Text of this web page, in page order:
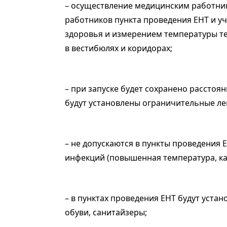
– осуществление медицинским
работников пункта проведения ЕНТ и
здоровья и измерением температуры
в вестибюлях и коридорах;
– при запуске будет сохранено
будут установлены ограничительные
– не допускаются в пункты
инфекций (повышенная температура,
– в пунктах проведения ЕНТ будут
обуви, санитайзеры;